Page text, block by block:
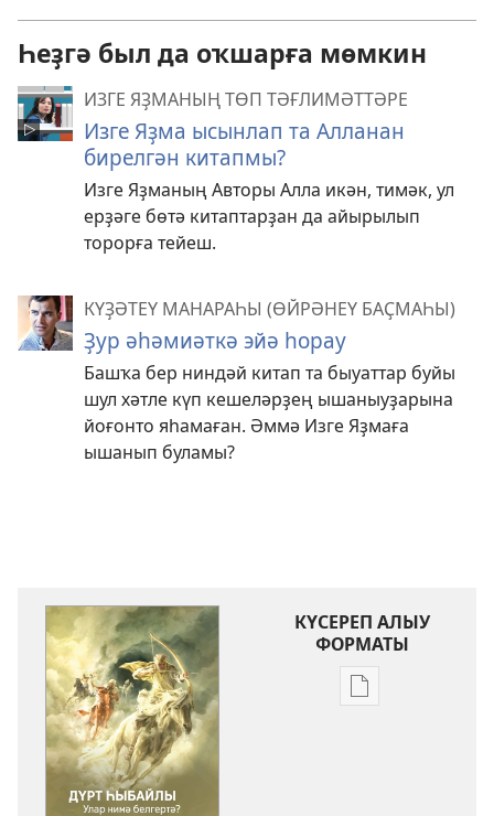
Һеҙгә был да оҡшарға мөмкин
ИЗГЕ ЯҘМАНЫҢ ТӨП ТӘҒЛИМӘТТӘРЕ
Изге Яҙма ысынлап та Алланан
бирелгән китапмы?
Изге Яҙманың Авторы Алла икән, тимәк, ул
ерҙәге бөтә китаптарҙан да айырылып
торорға тейеш.
КҮҘӘТЕҮ МАНАРАҺЫ (ӨЙРӘНЕҮ БАҪМАҺЫ)
Ҙур әһәмиәткә эйә һорау
Башҡа бер ниндәй китап та быуаттар буйы
шул хәтле күп кешеләрҙең ышаныуҙарына
йоғонто яһамаған. Әммә Изге Яҙмаға
ышанып буламы?
КҮСЕРЕП АЛЫУ
ФОРМАТЫ
Баҫмаларҙы